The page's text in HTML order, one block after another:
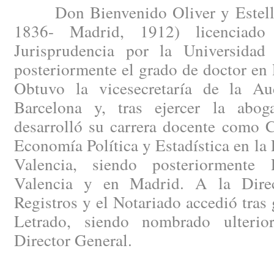
Don Bienvenido Oliver y
1836- Madrid, 1912)
Jurisprudencia por la
posteriormente el grado de doctor
Obtuvo la vicesecretaría de la
Barcelona y, tras ejercer la
desarrolló su carrera docente como
Economía Política y Estadística en la
Valencia, siendo
Valencia y en Madrid. A la
Registros y el Notariado accedió tras
Letrado, siendo nombrado
Director General.